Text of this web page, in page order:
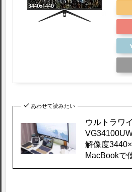
あわせて読みたい
ウルトラワ
解像度
MacBookで